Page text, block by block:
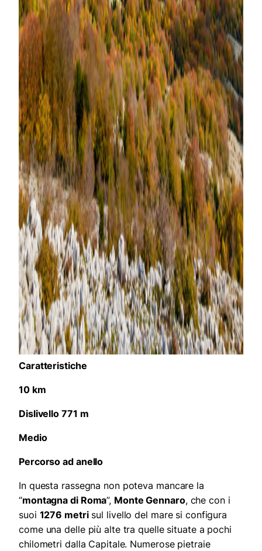
Caratteristiche
10 km
Dislivello 771 m
Medio
Percorso ad anello
In questa rassegna non poteva mancare la
“montagna di Roma”, Monte Gennaro, che con i
suoi 1276 metrisul livello del mare si configura
come una delle più alte tra quelle situate a pochi
chilometri dalla Capitale. Numerose pietraie